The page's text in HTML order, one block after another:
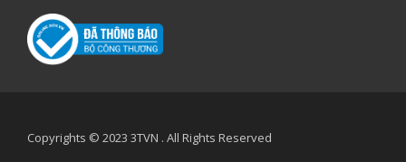
Copyrights © 2023 3TVN . All Rights Reserved